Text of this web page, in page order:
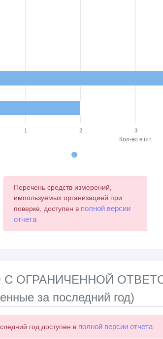
Кол-во в шт.
1 2 3
Перечень средств измерений,
импользуемых организацией при
поверке, доступен в полной версии
отчета
С ОГРАНИЧЕННОЙ
за последний год)
год доступен в полной версии отчета